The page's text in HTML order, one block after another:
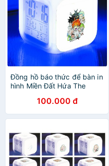
Đồng hồ báo thức để bàn in
hình Miền Đất Hứa The
chibi LED đổi màu
100.000 đ